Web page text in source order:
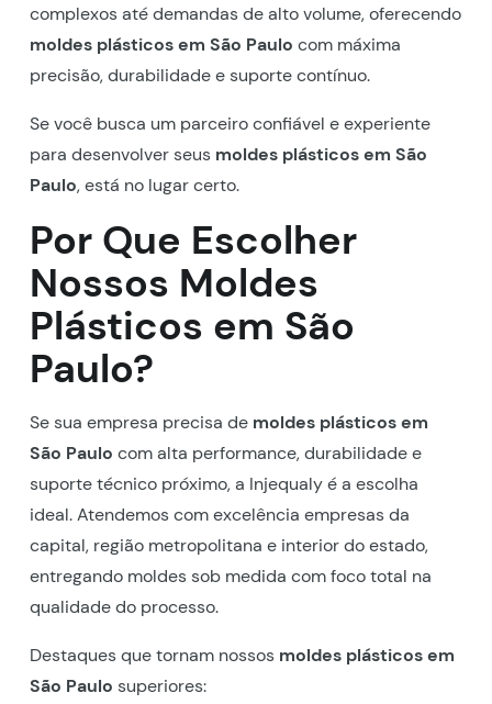
complexos até demandas de alto volume, oferecendo
moldes plásticos em São Paulo com máxima
precisão, durabilidade e suporte contínuo.
Se você busca um parceiro confiável e experiente
para desenvolver seus moldes plásticos em São
Paulo, está no lugar certo.
Por Que Escolher
Nossos Moldes
Plásticos em São
Paulo?
Se sua empresa precisa de moldes plásticos em
São Paulo com alta performance, durabilidade e
suporte técnico próximo, a Injequaly é a escolha
ideal. Atendemos com excelência empresas da
capital, região metropolitana e interior do estado,
entregando moldes sob medida com foco total na
qualidade do processo.
Destaques que tornam nossos moldes plásticos em
São Paulo superiores: